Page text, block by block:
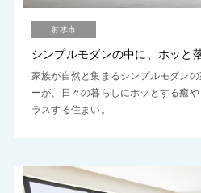
射水市
シンプルモダンの中に、ホッと
家族が自然と集まるシンプルモダン
ーが、日々の暮らしにホッとする癒
ラスする住まい。